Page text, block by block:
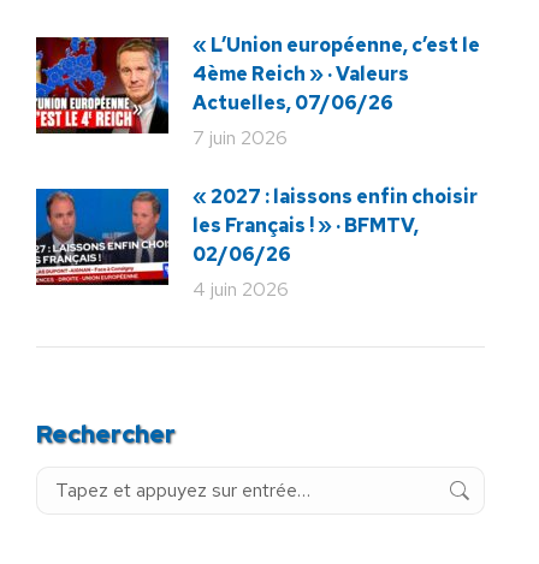
« L’Union européenne, c’est le
4ème Reich » · Valeurs
Actuelles, 07/06/26
7 juin 2026
« 2027 : laissons enfin choisir
les Français ! » · BFMTV,
02/06/26
4 juin 2026
Rechercher
Recherche